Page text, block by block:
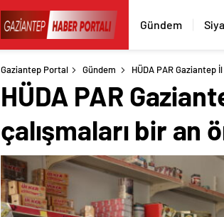
Gündem
Gaziantep Portal Gündem HÜDA PAR Gaziantep
HÜDA PAR
çalışmaları bir an